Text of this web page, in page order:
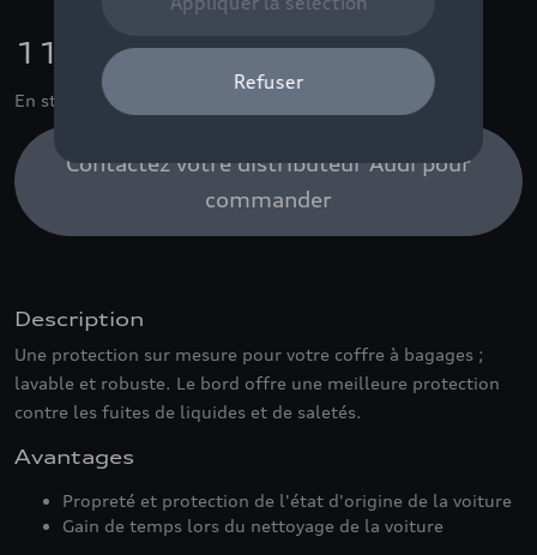
115,00 €
En stock
Contactez votre distributeur Audi pour
commander
Description
Une protection sur mesure pour votre coffre à bagages ;
lavable et robuste. Le bord offre une meilleure protection
contre les fuites de liquides et de saletés.
Avantages
Propreté et protection de l'état d'origine de la voiture
Gain de temps lors du nettoyage de la voiture